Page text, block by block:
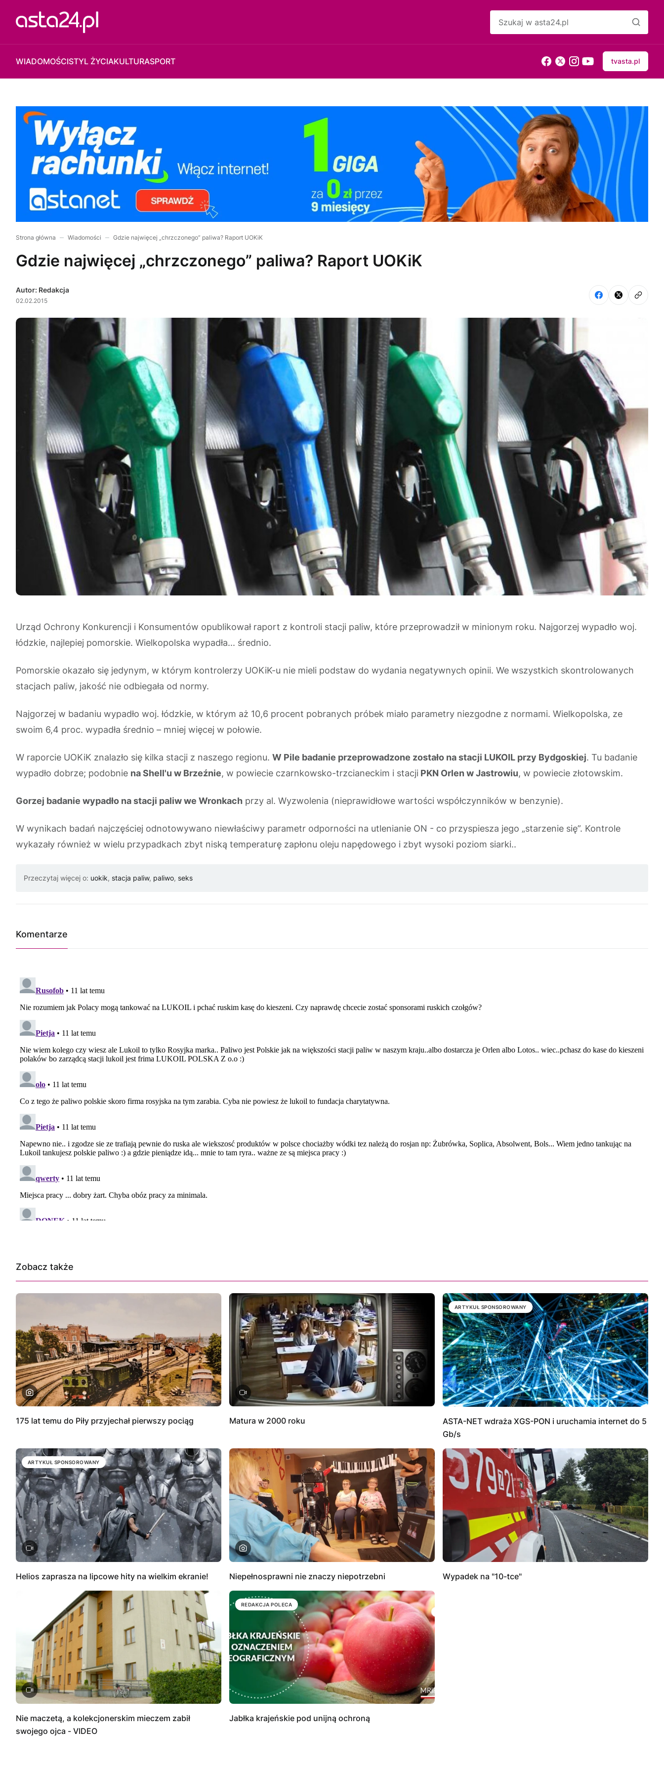
WIADOMOŚCISTYL ŻYCIAKULTURASPORT tvasta.pl
Strona główna Wiadomości Gdzie najwięcej „chrzczonego” paliwa? Raport UOKiK
Gdzie najwięcej „chrzczonego” paliwa? Raport UOKiK
Autor: Redakcja
02.02.2015
Urząd Ochrony Konkurencji i Konsumentów opublikował raport z kontroli stacji paliw, które przeprowadził w minionym roku. Najgorzej wypadło woj.
łódzkie, najlepiej pomorskie. Wielkopolska wypadła... średnio.
Pomorskie okazało się jedynym, w którym kontrolerzy UOKiK-u nie mieli podstaw do wydania negatywnych opinii. We wszystkich skontrolowanych
stacjach paliw, jakość nie odbiegała od normy.
Najgorzej w badaniu wypadło woj. łódzkie, w którym aż 10,6 procent pobranych próbek miało parametry niezgodne z normami. Wielkopolska, ze
swoim 6,4 proc. wypadła średnio – mniej więcej w połowie.
W raporcie UOKiK znalazło się kilka stacji z naszego regionu. W Pile badanie przeprowadzone zostało na stacji LUKOIL przy Bydgoskiej. Tu badanie
wypadło dobrze; podobnie na Shell'u w Brzeźnie, w powiecie czarnkowsko-trzcianeckim i stacji PKN Orlen w Jastrowiu, w powiecie złotowskim.
Gorzej badanie wypadło na stacji paliw we Wronkach przy al. Wyzwolenia (nieprawidłowe wartości współczynników w benzynie).
W wynikach badań najczęściej odnotowywano niewłaściwy parametr odporności na utlenianie ON - co przyspiesza jego „starzenie się”. Kontrole
wykazały również w wielu przypadkach zbyt niską temperaturę zapłonu oleju napędowego i zbyt wysoki poziom siarki..
Przeczytaj więcej o: uokik, stacja paliw, paliwo, seks
Komentarze
Zobacz także
175 lat temu do Piły przyjechał pierwszy pociąg Matura w 2000 roku
ARTYKUŁ SPONSOROWANY
ASTA-NET wdraża XGS-PON i uruchamia internet do 5
Gb/s
ARTYKUŁ SPONSOROWANY
Helios zaprasza na lipcowe hity na wielkim ekranie! Niepełnosprawni nie znaczy niepotrzebni Wypadek na "10-tce"
Nie maczetą, a kolekcjonerskim mieczem zabił
swojego ojca - VIDEO
REDAKCJA POLECA
Jabłka krajeńskie pod unijną ochroną